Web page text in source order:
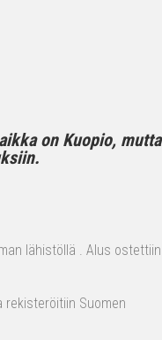
on Kuopio, mutta
lähistöllä . Alus ostettiin
Suomen